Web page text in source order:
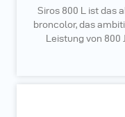
Siros 800 L ist das
broncolor, das
Leistung von